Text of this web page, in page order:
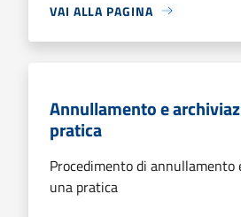
VAI ALLA PAGINA
Annullamento e
pratica
Procedimento di annullamento
una pratica